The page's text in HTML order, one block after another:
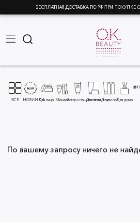
БЕСПЛАТНАЯ ДОСТАВКА ПО РФ ПРИ ПОКУПКЕ
ВСЕ НОВИНКИДля лица МакияжЗагар и защита от солнца
Для телаДля волосДля дома
По вашему запросу ничего не